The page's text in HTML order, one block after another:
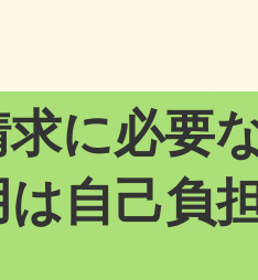
求に必要
自己負